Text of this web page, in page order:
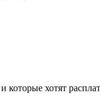
хотят